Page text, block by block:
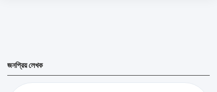
জনপ্রিয় লেখক